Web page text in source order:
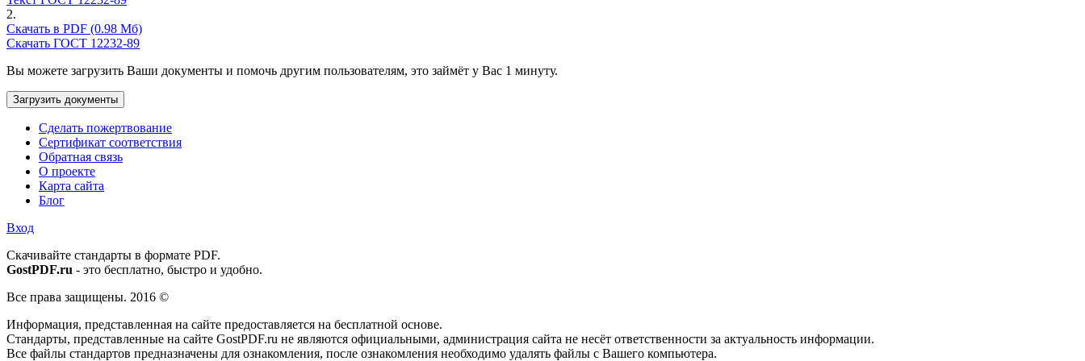
2.
Скачать в PDF (0.98 Мб)
Скачать ГОСТ 12232-89
Вы можете загрузить Ваши документы и помочь другим пользователям, это займёт у Вас 1 минуту.
Загрузить документы
Сделать пожертвование
Сертификат соответствия
Обратная связь
О проекте
Карта сайта
Блог
Вход
Cкачивайте стандарты в формате PDF.
GostPDF.ru - это бесплатно, быстро и удобно.
Все права защищены. 2016 ©
Информация, представленная на сайте предоставляется на бесплатной основе.
Стандарты, представленные на сайте GostPDF.ru не являются официальными, администрация сайта не несёт ответственности за актуальность информации.
Все файлы стандартов предназначены для ознакомления, после ознакомления необходимо удалять файлы с Вашего компьютера.